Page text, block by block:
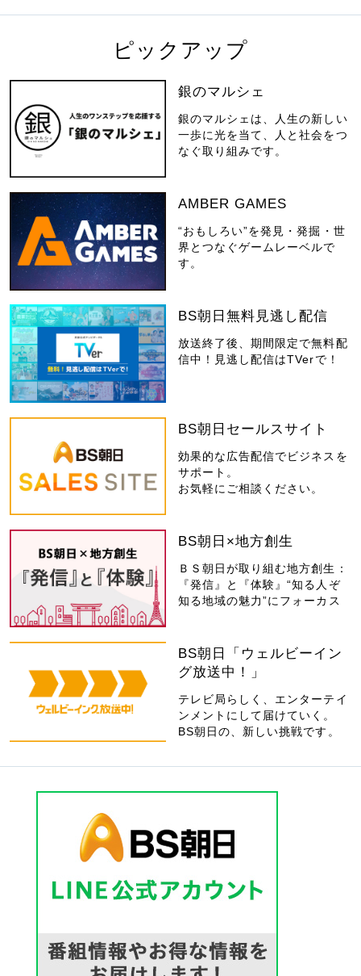
ピックアップ
銀のマルシェ
銀のマルシェは、人生の新しい
一歩に光を当て、人と社会をつ
なぐ取り組みです。
AMBER GAMES
“おもしろい”を発見・発掘・世
界とつなぐゲームレーベルで
す。
BS朝日無料見逃し配信
放送終了後、期間限定で無料配
信中！見逃し配信はTVerで！
BS朝日セールスサイト
効果的な広告配信でビジネスを
サポート。
お気軽にご相談ください。
BS朝日×地方創生
ＢＳ朝日が取り組む地方創生：
『発信』と『体験』“知る人ぞ
知る地域の魅力”にフォーカス
BS朝日「ウェルビーイン
グ放送中！」
テレビ局らしく、エンターテイ
ンメントにして届けていく。
BS朝日の、新しい挑戦です。